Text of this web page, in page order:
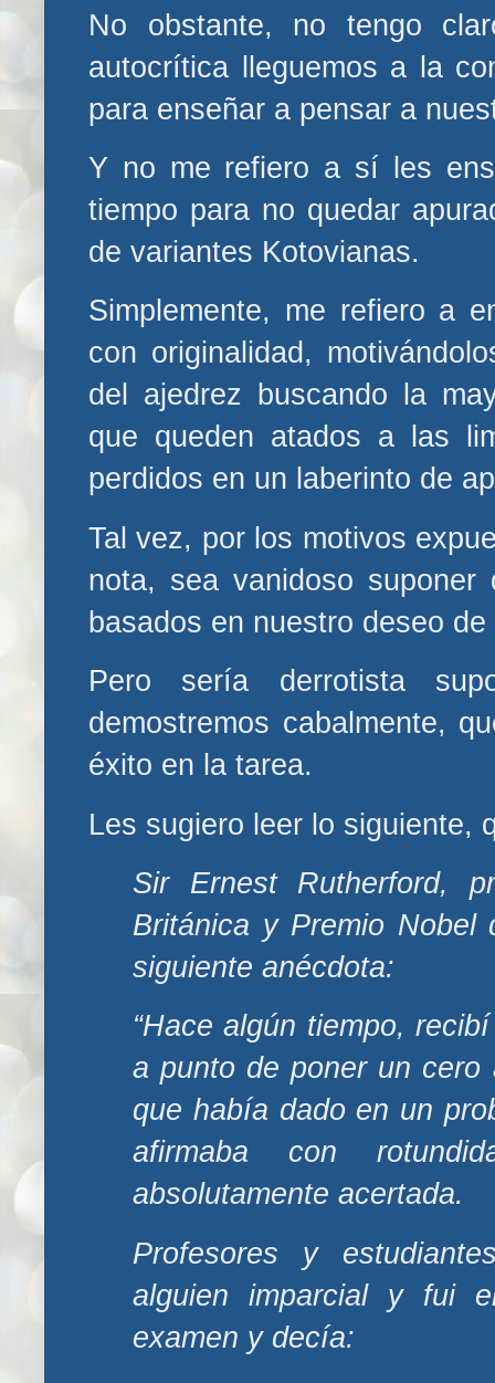
No obstante, no tengo
autocrítica lleguemos a la
para enseñar a pensar a
Y no me refiero a sí les
tiempo para no quedar
de variantes Kotovianas.
Simplemente, me refiero a
con originalidad,
del ajedrez buscando la
que queden atados a las
perdidos en un laberinto de
Tal vez, por los motivos
nota, sea vanidoso suponer
basados en nuestro deseo
Pero sería derrotista
demostremos cabalmente,
éxito en la tarea.
Les sugiero leer lo siguiente,
Sir Ernest Rutherford,
Británica y Premio
siguiente anécdota:
“Hace algún tiempo,
a punto de poner un
que había dado en un
afirmaba con
absolutamente acertada.
Profesores y
alguien imparcial y fui
examen y decía: